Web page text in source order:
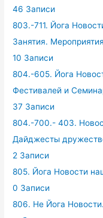
46 Записи
803.-711. Йога
Занятия.
10 Записи
804.-605. Йога
Фестивалей и
37 Записи
804.-700.- 403.
Дайджесты
2 Записи
805. Йога Новости
0 Записи
806. Не Йога